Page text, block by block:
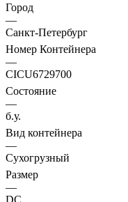
Город
—
Санкт-Петербург
Номер Контейнера
—
CICU6729700
Состояние
—
б.у.
Вид контейнера
—
Сухогрузный
Размер
—
DC